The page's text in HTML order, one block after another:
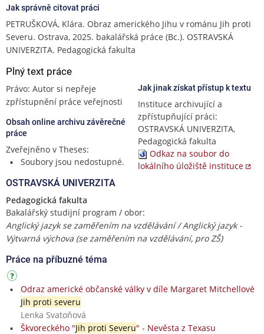
Jak správně citovat práci
PETRUŠKOVÁ, Klára. Obraz amerického Jihu v románu Jih proti
Severu. Ostrava, 2025. bakalářská práce (Bc.). OSTRAVSKÁ
UNIVERZITA. Pedagogická fakulta
Plný text práce
Právo: Autor si nepřeje
zpřístupnění práce veřejnosti
Obsah online archivu závěrečné
práce
Zveřejněno v Theses:
Soubory jsou nedostupné.
Jak jinak získat přístup k textu
Instituce archivující a
zpřístupňující práci:
OSTRAVSKÁ UNIVERZITA,
Pedagogická fakulta
Odkaz na soubor do
lokálního úložiště instituce
OSTRAVSKÁ UNIVERZITA
Pedagogická fakulta
Bakalářský studijní program / obor:
Anglický jazyk se zaměřením na vzdělávání / Anglický jazyk -
Výtvarná výchova (se zaměřením na vzdělávání, pro ZŠ)
Práce na příbuzné téma
Odraz americké občanské války v díle Margaret Mitchellové
Jih proti severu
Lenka Svatoňová
Škvoreckého "Jih proti Severu" - Nevěsta z Texasu